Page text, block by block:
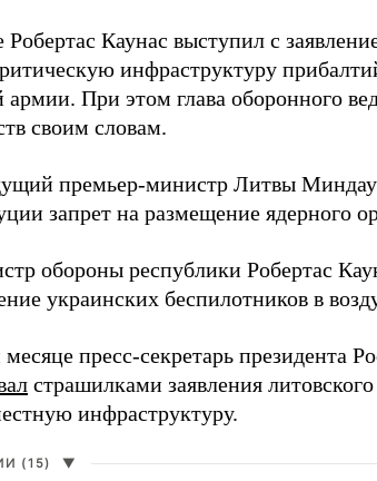
Каунас выступил с
инфраструктуру
армии. При этом глава оборонного
своим словам.
премьер-министр Литвы
запрет на размещение ядерного
обороны республики Робертас
украинских беспилотников в
пресс-секретарь президента
страшилками заявления
инфраструктуру.
(15) ▼